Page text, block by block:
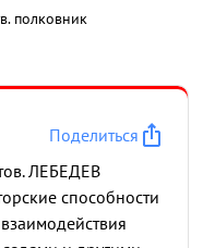
полковник
Поделиться
ЛЕБЕДЕВ
способности